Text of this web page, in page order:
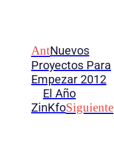
AntNuevos
Proyectos Para
Empezar 2012
El Año
ZinKfoSiguiente